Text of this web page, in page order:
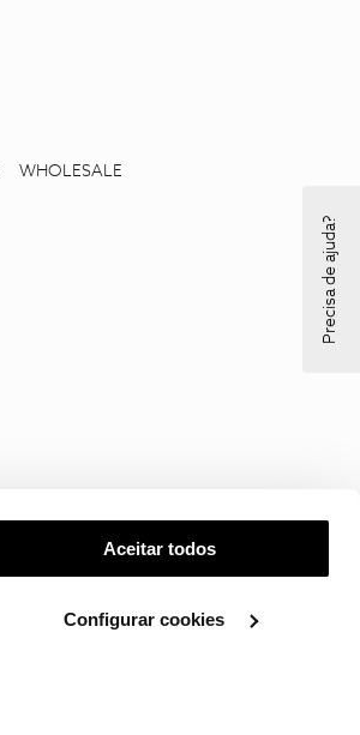
Aceitar todos
Configurar cookies
WHOLESALE
Precisa de ajuda?